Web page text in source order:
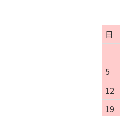
日
5
12
19